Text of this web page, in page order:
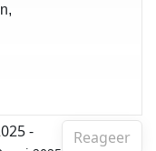
Reageer
-